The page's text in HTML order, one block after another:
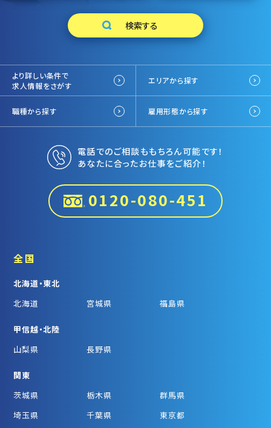
より詳しい条件で
求人情報をさがす
エリアから探す
職種から探す 雇用形態から探す
電話でのご相談ももちろん可能です！
あなたに合ったお仕事をご紹介！
0120-080-451
全国
北海道・東北
北海道
宮城県 福島県
甲信越・北陸
山梨県
長野県
関東
茨城県
栃木県
群馬県
埼玉県
千葉県
東京都